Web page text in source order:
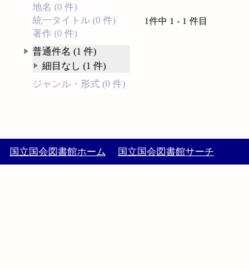
地名 (0 件)
統一タイトル (0 件)
著作 (0 件)
普通件名 (1 件)
細目なし (1 件)
ジャンル・形式 (0 件)
1件中 1 - 1 件目
国立国会図書館ホーム 国立国会図書館サーチ